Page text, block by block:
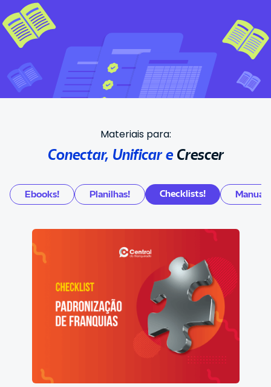
Materiais para:
Conectar, Unificar eCrescer
Ebooks! Planilhas! Checklists!